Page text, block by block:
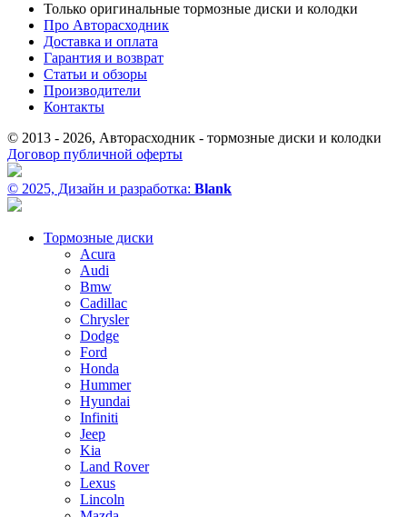
Только оригинальные тормозные диски и колодки
Про Авторасходник
Доставка и оплата
Гарантия и возврат
Статьи и обзоры
Производители
Контакты
© 2013 - 2026, Авторасходник - тормозные диски и колодки
Договор публичной оферты
© 2025, Дизайн и разработка: Blank
Тормозные диски
Acura
Audi
Bmw
Cadillac
Chrysler
Dodge
Ford
Honda
Hummer
Hyundai
Infiniti
Jeep
Kia
Land Rover
Lexus
Lincoln